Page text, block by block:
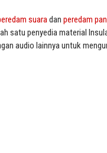
suaradanperedam
satu penyedia material
audio lainnya untuk